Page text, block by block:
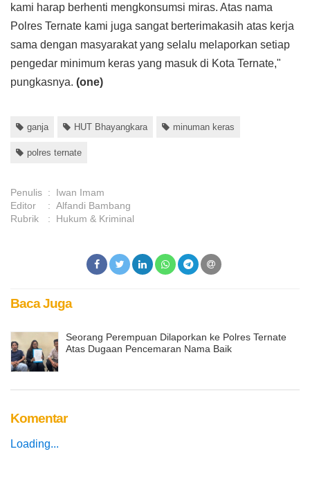
kami harap berhenti mengkonsumsi miras. Atas nama
Polres Ternate kami juga sangat berterimakasih atas kerja
sama dengan masyarakat yang selalu melaporkan setiap
pengedar minimum keras yang masuk di Kota Ternate,"
pungkasnya. (one)
ganja HUT Bhayangkara minuman keras
polres ternate
Penulis :
Iwan Imam
Editor
: Alfandi Bambang
Rubrik
: Hukum & Kriminal
Baca Juga
Seorang Perempuan Dilaporkan ke Polres Ternate
Atas Dugaan Pencemaran Nama Baik
Komentar
Loading...